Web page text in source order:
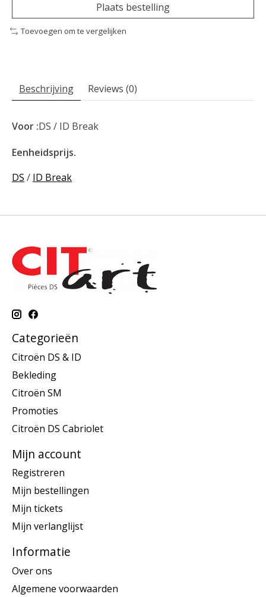
Plaats bestelling
Toevoegen om te vergelijken
Beschrijving Reviews (0)
Voor :DS / ID Break
Eenheidsprijs.
DS / ID Break
Categorieën
Citroën DS & ID
Bekleding
Citroën SM
Promoties
Citroën DS Cabriolet
Mijn account
Registreren
Mijn bestellingen
Mijn tickets
Mijn verlanglijst
Informatie
Over ons
Algemene voorwaarden